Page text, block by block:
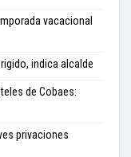
vacacional
indica alcalde
de Cobaes:
privaciones